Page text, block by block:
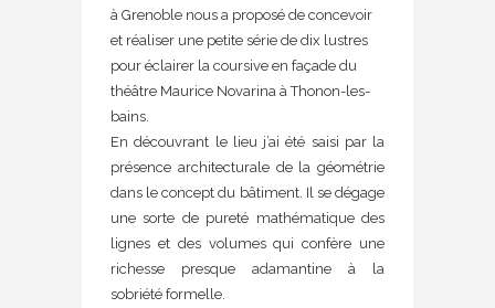
à Grenoble nous a proposé de concevoir
et réaliser une petite série de dix lustres
pour éclairer la coursive en façade du
théâtre Maurice Novarina à Thonon-les-
bains.
En découvrant le lieu j’ai été saisi par la
présence architecturale de la géométrie
dans le concept du bâtiment. Il se dégage
une sorte de pureté mathématique des
lignes et des volumes qui confère une
richesse presque adamantine à la
sobriété formelle.